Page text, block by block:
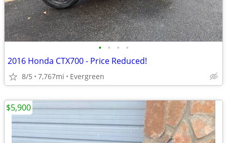
• • • •
2016 Honda CTX700 - Price Reduced!
8/5 7,767mi Evergreen
$5,900